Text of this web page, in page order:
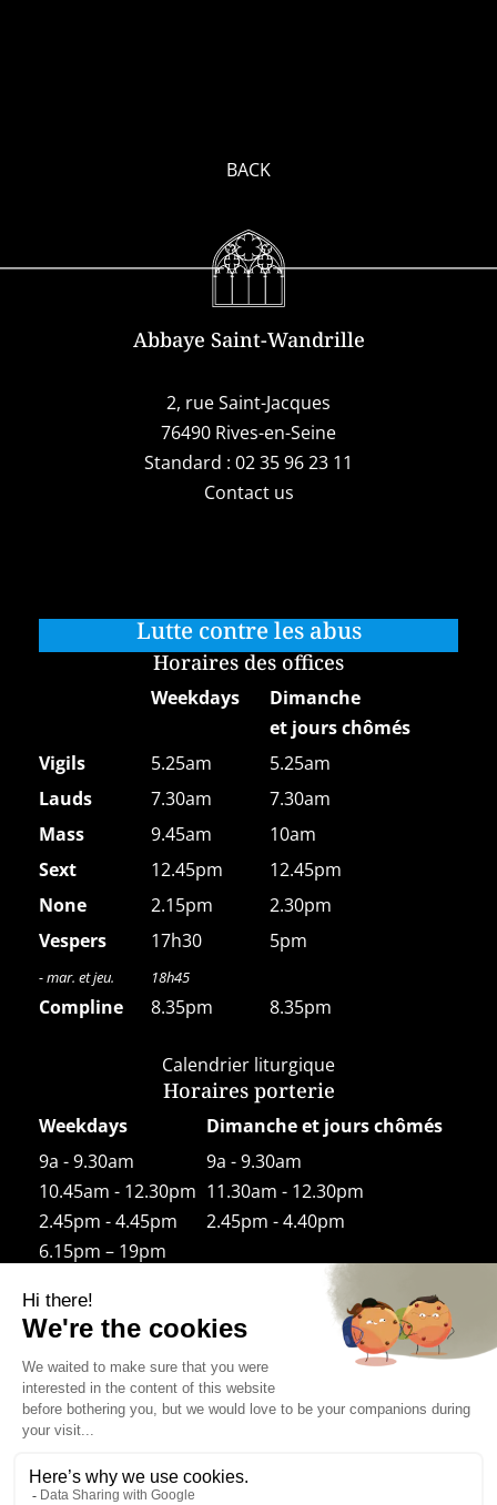
BACK
Abbaye Saint-Wandrille
2, rue Saint-Jacques
76490 Rives-en-Seine
Standard : 02 35 96 23 11
Contact us
Lutte contre les abus
Horaires des offices
Weekdays
Dimanche
et jours chômés
Vigils
5.25am
5.25am
Lauds
7.30am
7.30am
Mass
9.45am
10am
Sext
12.45pm
12.45pm
None
2.15pm
2.30pm
Vespers
17h30 5pm
- mar. et jeu. 18h45
Compline 8.35pm 8.35pm
Calendrier liturgique
Horaires porterie
Weekdays
Dimanche et jours chômés
9a - 9.30am
9a - 9.30am
10.45am - 12.30pm 11.30am - 12.30pm
2.45pm - 4.45pm
2.45pm - 4.40pm
6.15pm – 19pm
Horaires boutique
Weekdays
9.30am - 12.30pm
14h00 – 18h30
Le samedi 14h30-18h30
11.30am (after Mass) – 12.30pm